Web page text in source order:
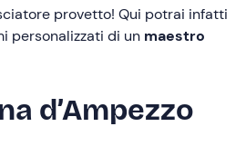
provetto! Qui potrai infatti
personalizzati di un maestro
d’Ampezzo